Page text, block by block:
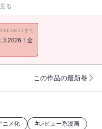
番贅沢な食べ方･･･!!」
･･･駄菓子マニアの美少女・ほ
な夏が始まった･･･!!
る
まで
ス2026！全
この作品の最新巻
ニメ化 #レビュー系漫画